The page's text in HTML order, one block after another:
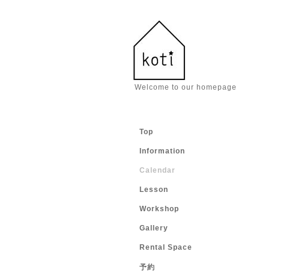
Welcome to our homepage
Top
Information
Calendar
Lesson
Workshop
Gallery
Rental Space
予約